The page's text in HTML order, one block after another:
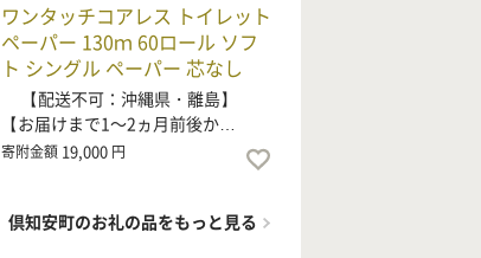
ワンタッチコアレス トイレット
ペーパー 130ｍ 60ロール ソフ
ト シングル ペーパー 芯なし
【配送不可：沖縄県・離島】
【お届けまで1～2ヵ月前後か…
寄附金額 19,000 円
倶知安町のお礼の品をもっと見る